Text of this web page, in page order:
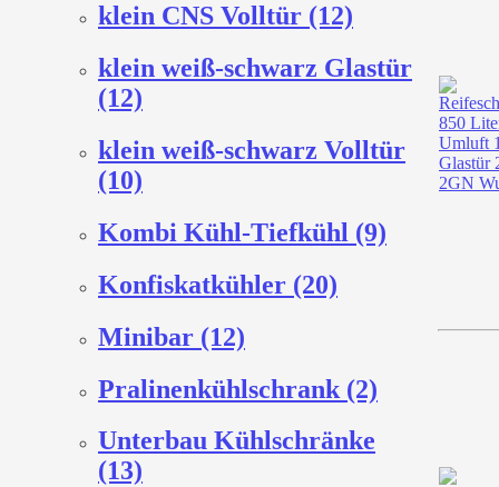
klein CNS Volltür (12)
klein weiß-schwarz Glastür
(12)
klein weiß-schwarz Volltür
(10)
Kombi Kühl-Tiefkühl (9)
Konfiskatkühler (20)
Minibar (12)
Pralinenkühlschrank (2)
Unterbau Kühlschränke
(13)